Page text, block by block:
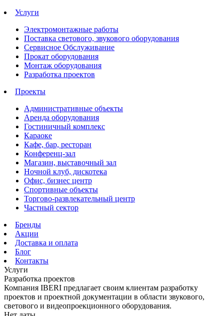
Услуги
Электромонтажные работы
Поставка светового, звукового оборудования
Сервисное Обслуживание
Прокат оборудования
Монтаж оборудования
Разработка проектов
Проекты
Административные объекты
Аренда оборудования
Гостиничный комплекс
Караоке
Кафе, бар, ресторан
Конференц-зал
Магазин, выставочный зал
Ночной клуб, дискотека
Офис, бизнес центр
Спортивные объекты
Торгово-развлекательный центр
Частный сектор
Бренды
Акции
Доставка и оплата
Блог
Контакты
Услуги
Разработка проектов
Компания IBERI предлагает своим клиентам разработку
проектов и проектной документации в области звукового,
светового и видеопроекционного оборудования.